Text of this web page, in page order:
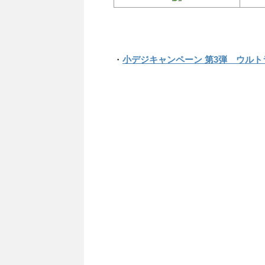
・ 小デジキャンペーン 第3弾 ウルト